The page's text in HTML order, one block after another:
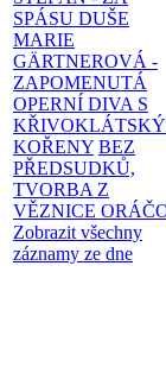
SPÁSU DUŠE
MARIE
GÄRTNEROVÁ -
ZAPOMENUTÁ
OPERNÍ DIVA S
KOŘENY BEZ
PŘEDSUDKŮ,
TVORBA Z
VĚZNICE
Zobrazit všechny
záznamy ze dne